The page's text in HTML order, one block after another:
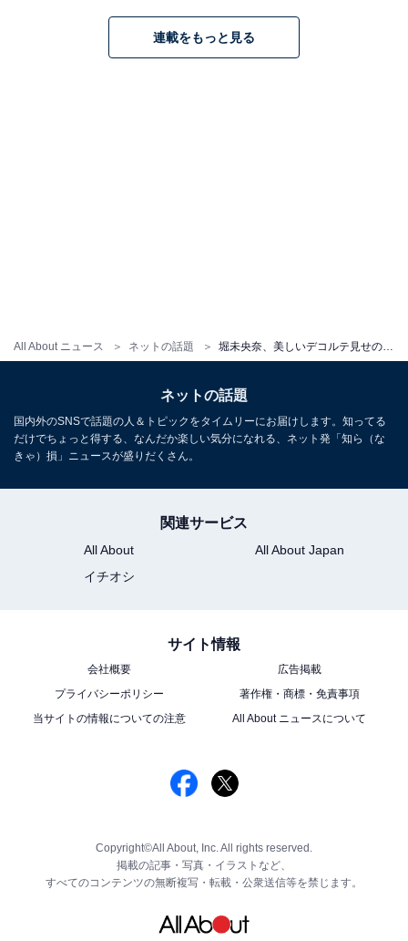
All About ニュース ネットの話題
連載をもっと見る
ネットの話題
国内外のSNSで話題の人＆トピックをタイムリーにお届けします。知ってる
だけでちょっと得する、なんだか楽しい気分になれる、ネット発「知ら（な
きゃ）損」ニュースが盛りだくさん。
関連サービス
All About
All About Japan
イチオシ
サイト情報
会社概要
広告掲載
プライバシーポリシー
著作権・商標・免責事項
当サイトの情報についての注意
All About ニュースについて
Copyright©All About, Inc. All rights reserved.
掲載の記事・写真・イラストなど、
すべてのコンテンツの無断複写・転載・公衆送信等を禁じます。